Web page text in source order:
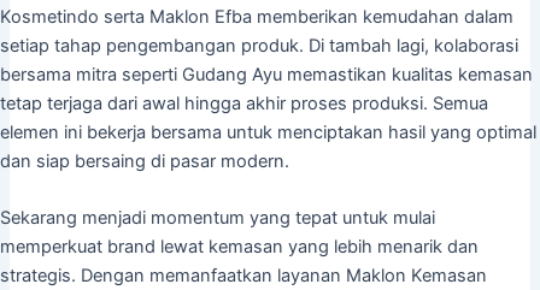
Kosmetindo serta Maklon Efba memberikan kemudahan dalam
setiap tahap pengembangan produk. Di tambah lagi, kolaborasi
bersama mitra seperti Gudang Ayu memastikan kualitas kemasan
tetap terjaga dari awal hingga akhir proses produksi. Semua
elemen ini bekerja bersama untuk menciptakan hasil yang optimal
dan siap bersaing di pasar modern.
Sekarang menjadi momentum yang tepat untuk mulai
memperkuat brand lewat kemasan yang lebih menarik dan
strategis. Dengan memanfaatkan layanan Maklon Kemasan